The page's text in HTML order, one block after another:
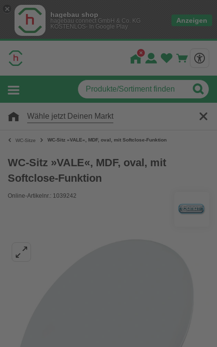
hagebau shop
hagebau connect GmbH & Co. KG
KOSTENLOS- In Google Play
Anzeigen
Wähle jetzt Deinen Markt
WC-Sitze WC-Sitz »VALE«, MDF, oval, mit Softclose-Funktion
WC-Sitz »VALE«, MDF, oval, mit
Softclose-Funktion
Online-Artikelnr.: 1039242